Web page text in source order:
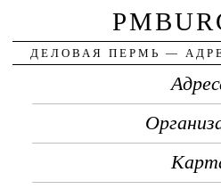
ДЕЛОВАЯ ПЕРМЬ —